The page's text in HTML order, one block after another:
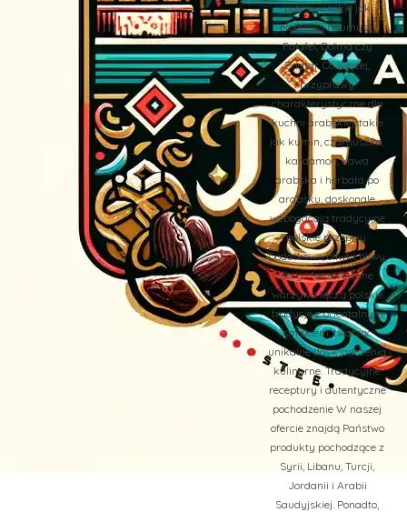
potrawy takie jak
Hommos (Humus),
Falafel, Dolma czy
Zaatar. Co więcej,
przyprawy
charakterystyczne dla
kuchni arabskiej, takie
jak kumin, czarnuszka,
kardamon, kawa
arabska i herbata po
arabsku, doskonale
wzbogacają tradycyjne
polskie przepisy.
Dodatkowo, oliwki, oliwy,
sery i faszerowane
warzywa łączą polskie
tradycje z orientalnym
smakiem, tworząc
unikalne doświadczenia
kulinarne. Tradycyjne
receptury i autentyczne
pochodzenie W naszej
ofercie znajdą Państwo
produkty pochodzące z
Syrii, Libanu, Turcji,
Jordanii i Arabii
Saudyjskiej. Ponadto,